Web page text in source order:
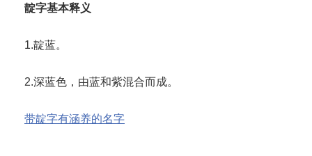
靛字基本释义
1.靛蓝。
2.深蓝色，由蓝和紫混合而成。
带靛字有涵养的名字